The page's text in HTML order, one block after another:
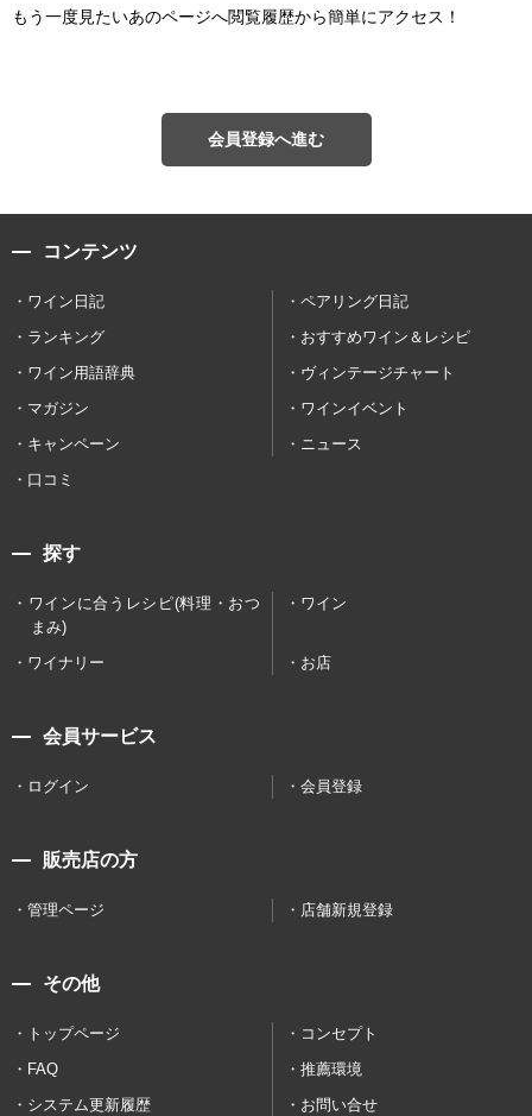
もう一度見たいあのページへ閲覧履歴から簡単にアクセス！
会員登録へ進む
コンテンツ
ワイン日記
ペアリング日記
ランキング
おすすめワイン＆レシピ
ワイン用語辞典
ヴィンテージチャート
マガジン
ワインイベント
キャンペーン
ニュース
口コミ
探す
ワインに合うレシピ(料理・おつ
まみ)
ワイン
ワイナリー お店
会員サービス
ログイン 会員登録
販売店の方
管理ページ 店舗新規登録
その他
トップページ
コンセプト
FAQ
推薦環境
システム更新履歴
お問い合せ